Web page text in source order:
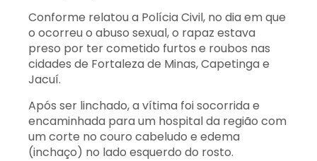
Conforme relatou a Polícia Civil, no dia em que
o ocorreu o abuso sexual, o rapaz estava
preso por ter cometido furtos e roubos nas
cidades de Fortaleza de Minas, Capetinga e
Jacuí.
Após ser linchado, a vítima foi socorrida e
encaminhada para um hospital da região com
um corte no couro cabeludo e edema
(inchaço) no lado esquerdo do rosto.